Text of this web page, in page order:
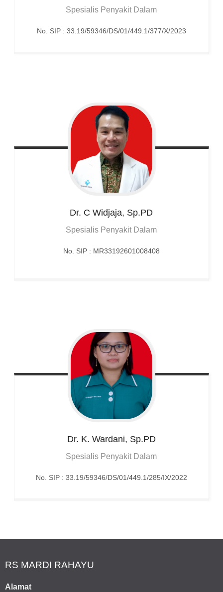
Spesialis Penyakit Dalam
No. SIP : 33.19/59346/DS/01/449.1/377/X/2023
Dr. C Widjaja, Sp.PD
Spesialis Penyakit Dalam
No. SIP : MR33192601008408
Dr. K. Wardani, Sp.PD
Spesialis Penyakit Dalam
No. SIP : 33.19/59346/DS/01/449.1/285/IX/2022
RS MARDI RAHAYU
Alamat